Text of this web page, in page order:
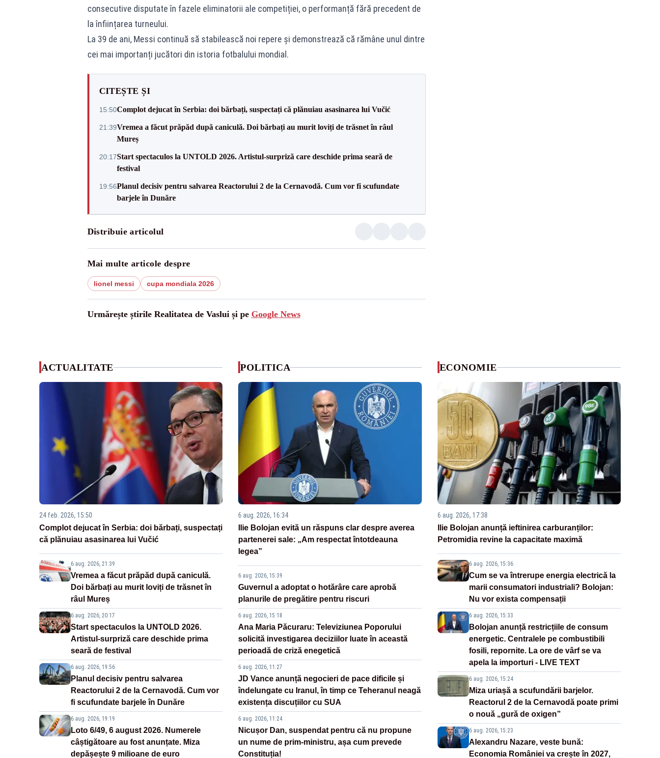
consecutive disputate în fazele eliminatorii ale competiției, o performanță fără precedent de
la înființarea turneului.
La 39 de ani, Messi continuă să stabilească noi repere și demonstrează că rămâne unul dintre
cei mai importanți jucători din istoria fotbalului mondial.
CITEȘTE ȘI
15:50Complot dejucat în Serbia: doi bărbați, suspectați că plănuiau asasinarea lui Vučić
21:39Vremea a făcut prăpăd după caniculă. Doi bărbați au murit loviți de trăsnet în râul
Mureș
20:17Start spectaculos la UNTOLD 2026. Artistul-surpriză care deschide prima seară de
festival
19:56Planul decisiv pentru salvarea Reactorului 2 de la Cernavodă. Cum vor fi scufundate
barjele în Dunăre
Distribuie articolul
Mai multe articole despre
lionel messi cupa mondiala 2026
Urmărește știrile Realitatea de Vaslui și pe Google News
ACTUALITATE
24 feb. 2026, 15:50
Complot dejucat în Serbia: doi bărbați, suspectați
că plănuiau asasinarea lui Vučić
6 aug. 2026, 21:39
Vremea a făcut prăpăd după caniculă.
Doi bărbați au murit loviți de trăsnet în
râul Mureș
6 aug. 2026, 20:17
Start spectaculos la UNTOLD 2026.
Artistul-surpriză care deschide prima
seară de festival
6 aug. 2026, 19:56
Planul decisiv pentru salvarea
Reactorului 2 de la Cernavodă. Cum vor
fi scufundate barjele în Dunăre
6 aug. 2026, 19:19
Loto 6/49, 6 august 2026. Numerele
câștigătoare au fost anunțate. Miza
depășește 9 milioane de euro
POLITICA
6 aug. 2026, 16:34
Ilie Bolojan evită un răspuns clar despre averea
partenerei sale: „Am respectat întotdeauna
legea”
6 aug. 2026, 15:39
Guvernul a adoptat o hotărâre care aprobă
planurile de pregătire pentru riscuri
6 aug. 2026, 15:18
Ana Maria Păcuraru: Televiziunea Poporului
solicită investigarea deciziilor luate în această
perioadă de criză enegetică
6 aug. 2026, 11:27
JD Vance anunță negocieri de pace dificile și
îndelungate cu Iranul, în timp ce Teheranul neagă
existența discuțiilor cu SUA
6 aug. 2026, 11:24
Nicușor Dan, suspendat pentru că nu propune
un nume de prim-ministru, așa cum prevede
Constituția!
ECONOMIE
6 aug. 2026, 17:38
Ilie Bolojan anunță ieftinirea carburanților:
Petromidia revine la capacitate maximă
6 aug. 2026, 15:36
Cum se va întrerupe energia electrică la
marii consumatori industriali? Bolojan:
Nu vor exista compensații
6 aug. 2026, 15:33
Bolojan anunță restricțiile de consum
energetic. Centralele pe combustibili
fosili, repornite. La ore de vârf se va
apela la importuri - LIVE TEXT
6 aug. 2026, 15:24
Miza uriașă a scufundării barjelor.
Reactorul 2 de la Cernavodă poate primi
o nouă „gură de oxigen”
6 aug. 2026, 15:23
Alexandru Nazare, veste bună:
Economia României va crește în 2027,